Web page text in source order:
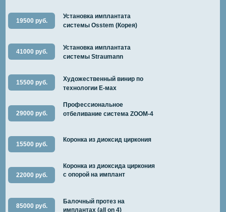
Установка имплантата
системы Osstem (Корея)
19500 руб.
Установка имплантата
системы Straumann
41000 руб.
Художественный винир по
технологии E-мах
15500 руб.
Профессиональное
отбеливание система ZOOM-4
29000 руб.
Коронка из диоксид циркония
15500 руб.
Коронка из диоксида циркония
с опорой на имплант
22000 руб.
Балочный протез на
имплантах (all on 4)
85000 руб.